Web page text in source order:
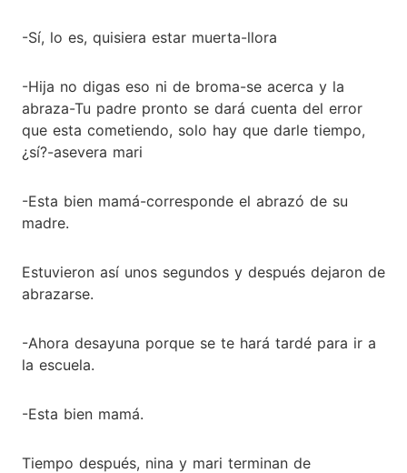
-Sí, lo es, quisiera estar muerta-llora
-Hija no digas eso ni de broma-se acerca y la
abraza-Tu padre pronto se dará cuenta del error
que esta cometiendo, solo hay que darle tiempo,
¿sí?-asevera mari
-Esta bien mamá-corresponde el abrazó de su
madre.
Estuvieron así unos segundos y después dejaron de
abrazarse.
-Ahora desayuna porque se te hará tardé para ir a
la escuela.
-Esta bien mamá.
Tiempo después, nina y mari terminan de